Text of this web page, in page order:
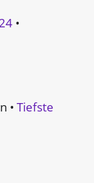
•
• Tiefste